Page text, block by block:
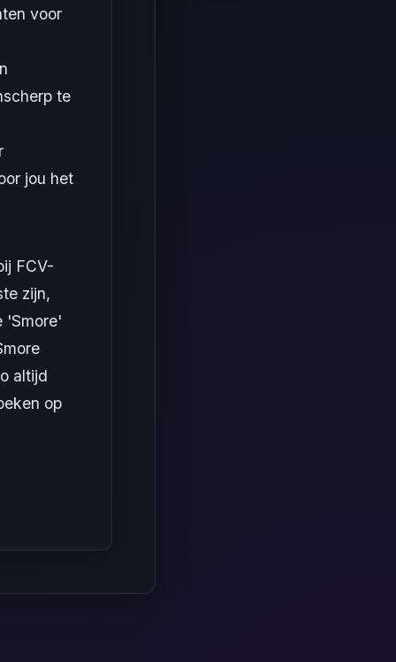
voor
te
jou het
FCV-
zijn,
'Smore'
altijd
op